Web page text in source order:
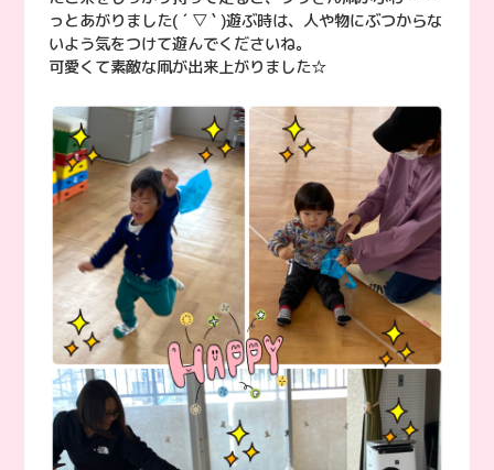
っとあがりました( ´ ▽ ` )遊ぶ時は、人や物にぶつからな
いよう気をつけて遊んでくださいね。
可愛くて素敵な凧が出来上がりました☆